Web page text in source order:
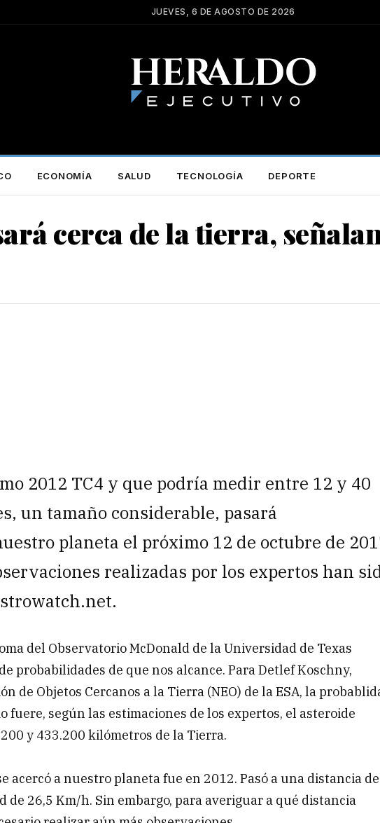
JUEVES, 6 DE AGOSTO DE 2026
ECONOMÍA SALUD TECNOLOGÍA DEPORTE
cerca de la tierra,
2012 TC4 y que podría medir entre 12 y 40
un tamaño considerable, pasará
planeta el próximo 12 de octubre de
realizadas por los expertos han
del Observatorio McDonald de la Universidad de Texas
probabilidades de que nos alcance. Para Detlef Koschny,
de Objetos Cercanos a la Tierra (NEO) de la ESA, la
fuere, según las estimaciones de los expertos, el asteroide
y 433.200 kilómetros de la Tierra.
acercó a nuestro planeta fue en 2012. Pasó a una distancia de
de 26,5 Km/h. Sin embargo, para averiguar a qué distancia